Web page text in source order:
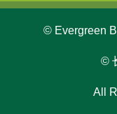
© Evergreen
©
All